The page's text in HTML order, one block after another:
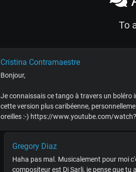
To
Cristina Contramaestre
Bonjour,
Je connaissais ce tango à travers un boléro
cette version plus caribéenne,
oreilles :-) https://www.youtube.com/
Gregory Diaz
Haha pas mal. Musicalement pour moi
compositeur est Di Sarli, je pense que